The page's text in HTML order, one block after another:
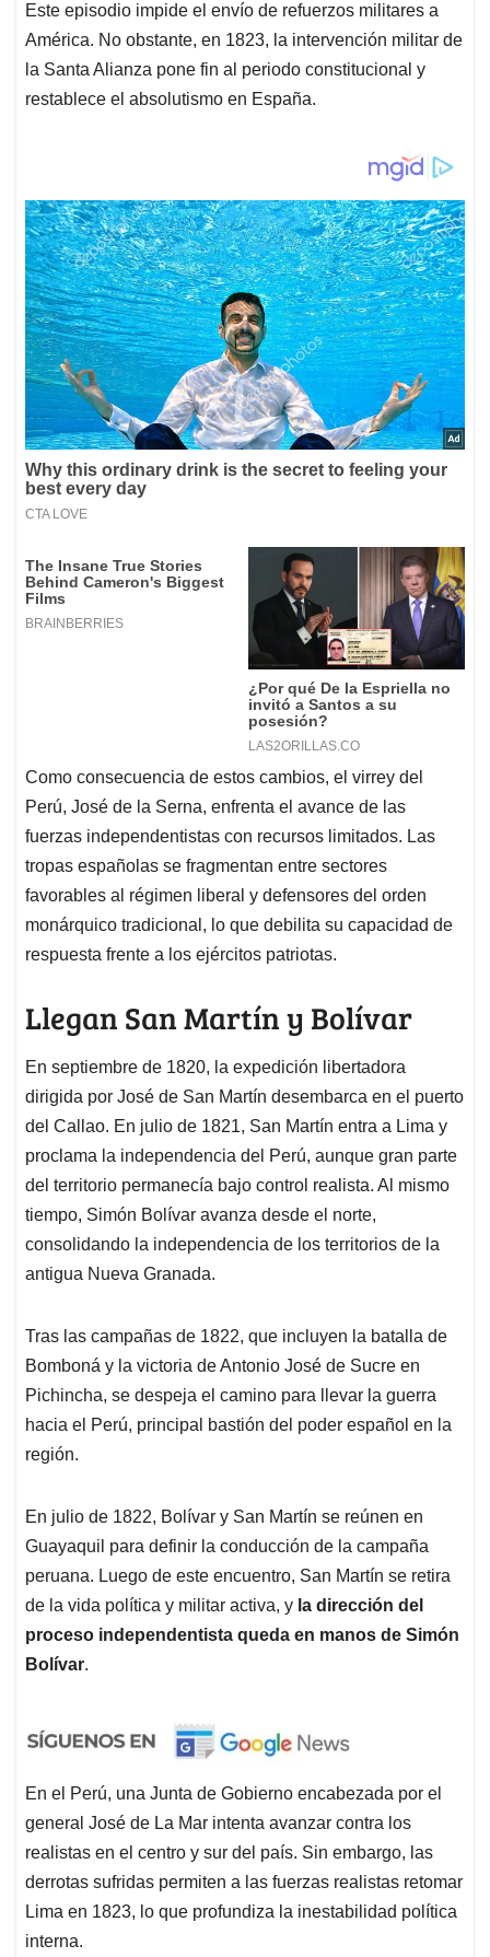
Este episodio impide el envío de refuerzos militares a
América. No obstante, en 1823, la intervención militar de
la Santa Alianza pone fin al periodo constitucional y
restablece el absolutismo en España.
Como consecuencia de estos cambios, el virrey del
Perú, José de la Serna, enfrenta el avance de las
fuerzas independentistas con recursos limitados. Las
tropas españolas se fragmentan entre sectores
favorables al régimen liberal y defensores del orden
monárquico tradicional, lo que debilita su capacidad de
respuesta frente a los ejércitos patriotas.
Llegan San Martín y Bolívar
En septiembre de 1820, la expedición libertadora
dirigida por José de San Martín desembarca en el puerto
del Callao. En julio de 1821, San Martín entra a Lima y
proclama la independencia del Perú, aunque gran parte
del territorio permanecía bajo control realista. Al mismo
tiempo, Simón Bolívar avanza desde el norte,
consolidando la independencia de los territorios de la
antigua Nueva Granada.
Tras las campañas de 1822, que incluyen la batalla de
Bomboná y la victoria de Antonio José de Sucre en
Pichincha, se despeja el camino para llevar la guerra
hacia el Perú, principal bastión del poder español en la
región.
En julio de 1822, Bolívar y San Martín se reúnen en
Guayaquil para definir la conducción de la campaña
peruana. Luego de este encuentro, San Martín se retira
de la vida política y militar activa, y la dirección del
proceso independentista queda en manos de Simón
Bolívar.
En el Perú, una Junta de Gobierno encabezada por el
general José de La Mar intenta avanzar contra los
realistas en el centro y sur del país. Sin embargo, las
derrotas sufridas permiten a las fuerzas realistas retomar
Lima en 1823, lo que profundiza la inestabilidad política
interna.